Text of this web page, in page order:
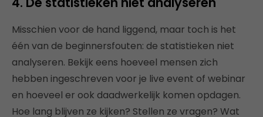
Misschien voor de hand liggend, maar toch is het
één van de beginnersfouten: de statistieken niet
analyseren. Bekijk eens hoeveel mensen zich
hebben ingeschreven voor je live event of webinar
en hoeveel er ook daadwerkelijk komen opdagen.
Hoe lang blijven ze kijken? Stellen ze vragen? Wat